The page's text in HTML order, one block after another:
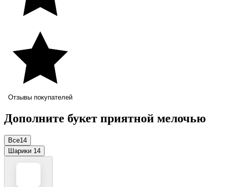
Отзывы покупателей
Дополните букет приятной мелочью
Все14
Шарики 14